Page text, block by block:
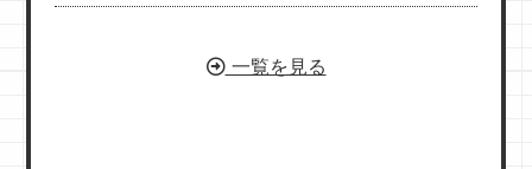
一覧を見る